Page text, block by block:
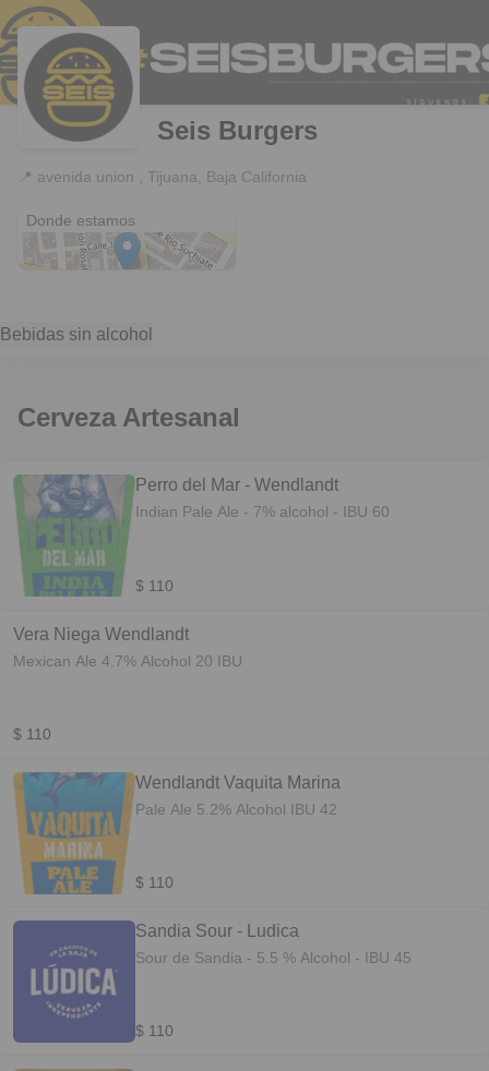
Seis Burgers
📍 avenida union , Tijuana, Baja California
Donde estamos
Bebidas sin alcohol
Cerveza Artesanal
Perro del Mar - Wendlandt
Indian Pale Ale - 7% alcohol - IBU 60
$ 110
Vera Niega Wendlandt
Mexican Ale 4.7% Alcohol 20 IBU
$ 110
Wendlandt Vaquita Marina
Pale Ale 5.2% Alcohol IBU 42
$ 110
Sandia Sour - Ludica
Sour de Sandia - 5.5 % Alcohol - IBU 45
$ 110